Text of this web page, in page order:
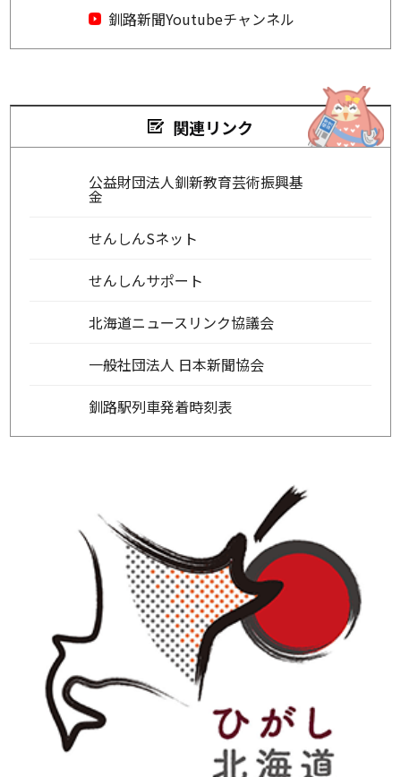
釧路新聞Youtubeチャンネル
関連リンク
公益財団法人釧新教育芸術振興基
金
せんしんSネット
せんしんサポート
北海道ニュースリンク協議会
一般社団法人 日本新聞協会
釧路駅列車発着時刻表